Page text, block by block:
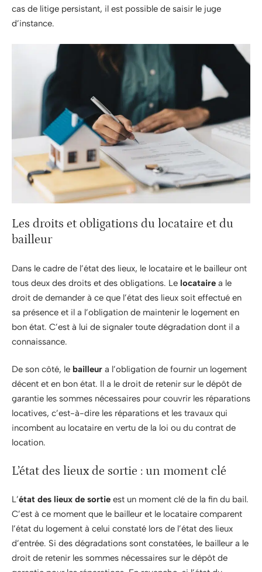
cas de litige persistant, il est possible de saisir le juge
d’instance.
Les droits et obligations du locataire et du
bailleur
Dans le cadre de l’état des lieux, le locataire et le bailleur ont
tous deux des droits et des obligations. Le locataire a le
droit de demander à ce que l’état des lieux soit effectué en
sa présence et il a l’obligation de maintenir le logement en
bon état. C’est à lui de signaler toute dégradation dont il a
connaissance.
De son côté, le bailleur a l’obligation de fournir un logement
décent et en bon état. Il a le droit de retenir sur le dépôt de
garantie les sommes nécessaires pour couvrir les réparations
locatives, c’est-à-dire les réparations et les travaux qui
incombent au locataire en vertu de la loi ou du contrat de
location.
L’état des lieux de sortie : un moment clé
L’état des lieux de sortie est un moment clé de la fin du bail.
C’est à ce moment que le bailleur et le locataire comparent
l’état du logement à celui constaté lors de l’état des lieux
d’entrée. Si des dégradations sont constatées, le bailleur a le
droit de retenir les sommes nécessaires sur le dépôt de